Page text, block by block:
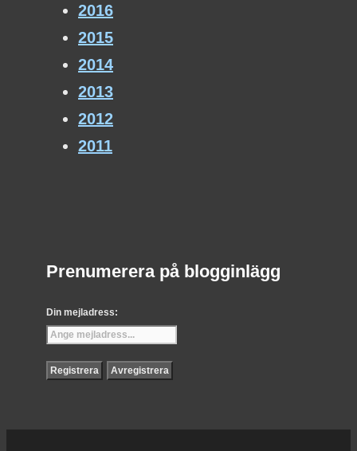
2016
2015
2014
2013
2012
2011
Prenumerera på blogginlägg
Din mejladress: